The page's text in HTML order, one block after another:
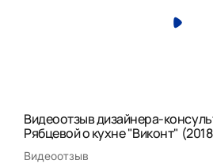
Видеоотзыв дизайнера-
Рябцевой о кухне "Виконт" (2018
Видеоотзыв